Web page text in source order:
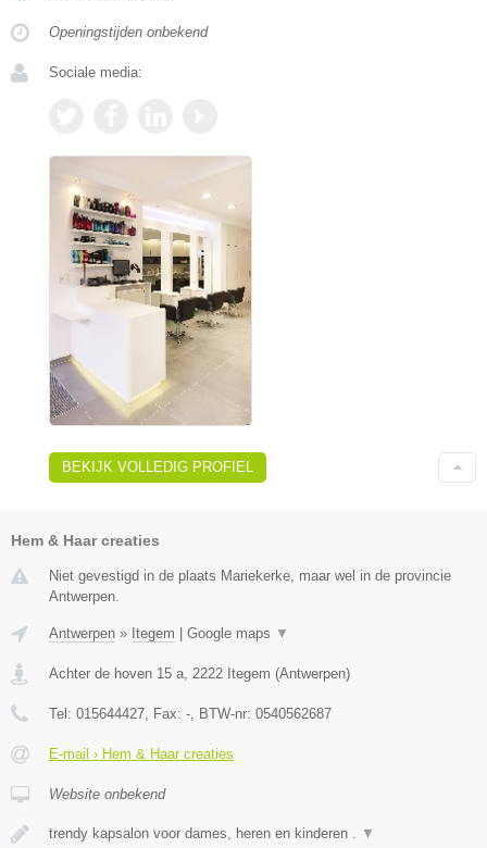
Openingstijden onbekend
Sociale media:
BEKIJK VOLLEDIG PROFIEL
Hem & Haar creaties
Niet gevestigd in de plaats Mariekerke, maar wel in de provincie
Antwerpen.
Antwerpen » Itegem Google maps ▼
Achter de hoven 15 a 2222 Itegem (Antwerpen)
Tel: 015644427 , Fax: - , BTW-nr: 0540562687
E-mail › Hem & Haar creaties
Website onbekend
trendy kapsalon voor dames, heren en kinderen . ▼